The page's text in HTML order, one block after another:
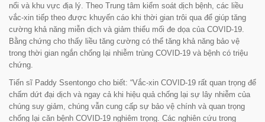
nổi và khu vực địa lý. Theo Trung tâm kiểm soát dịch bệnh, các liều
vắc-xin tiếp theo được khuyến cáo khi thời gian trôi qua để giúp tăng
cường khả năng miễn dịch và giảm thiểu mối đe dọa của COVID-19.
Bằng chứng cho thấy liều tăng cường có thể tăng khả năng bảo vệ
trong thời gian ngắn chống lại nhiễm trùng COVID-19 và bệnh có triệu
chứng.
Tiến sĩ Paddy Ssentongo cho biết: “Vắc-xin COVID-19 rất quan trọng để
chấm dứt đại dịch và ngay cả khi hiệu quả chống lại sự lây nhiễm của
chúng suy giảm, chúng vẫn cung cấp sự bảo vệ chính và quan trọng
chống lại căn bệnh COVID-19 nghiêm trọng. Các nghiên cứu trong